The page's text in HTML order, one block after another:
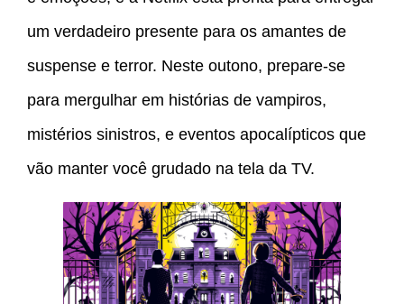
um verdadeiro presente para os amantes de
suspense e terror. Neste outono, prepare-se
para mergulhar em histórias de vampiros,
mistérios sinistros, e eventos apocalípticos que
vão manter você grudado na tela da TV.